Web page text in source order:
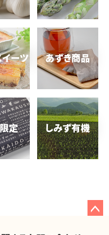
イーツ あずき商品
定 しみず有機